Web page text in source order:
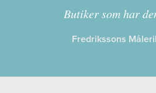
Kollektion:
Butiker som har
Fredrikssons